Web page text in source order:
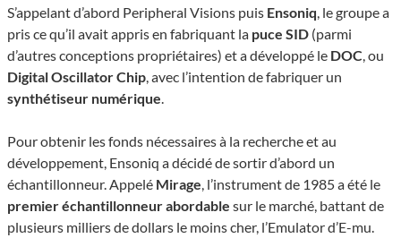
S’appelant d’abord Peripheral Visions puis Ensoniq, le groupe a
pris ce qu’il avait appris en fabriquant la puce SID (parmi
d’autres conceptions propriétaires) et a développé le DOC, ou
Digital Oscillator Chip, avec l’intention de fabriquer un
synthétiseur numérique.
Pour obtenir les fonds nécessaires à la recherche et au
développement, Ensoniq a décidé de sortir d’abord un
échantillonneur. Appelé Mirage, l’instrument de 1985 a été le
premier échantillonneur abordable sur le marché, battant de
plusieurs milliers de dollars le moins cher, l’Emulator d’E-mu.